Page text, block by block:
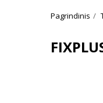
Pagrindinis